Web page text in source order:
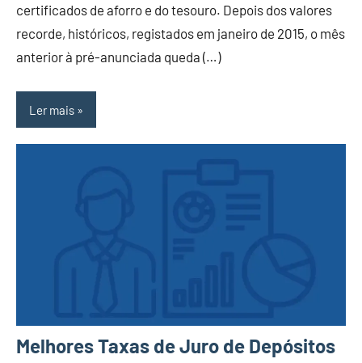
certificados de aforro e do tesouro. Depois dos valores
recorde, históricos, registados em janeiro de 2015, o mês
anterior à pré-anunciada queda (…)
Ler mais
Melhores Taxas de Juro de Depósitos